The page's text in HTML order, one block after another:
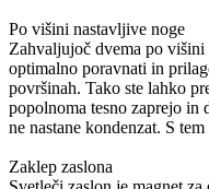
Po višini nastavljive noge
Zahvaljujoč dvema po višini
optimalno poravnati in
površinah. Tako ste lahko
popolnoma tesno zaprejo in
ne nastane kondenzat. S
Zaklep zaslona